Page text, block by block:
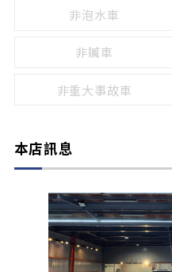
非泡水車
非贓車
非重大事故車
本店訊息